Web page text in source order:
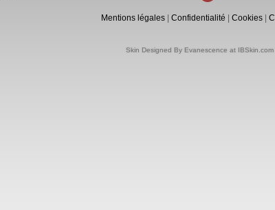
Mentions légales| Confidentialité Cookies|
Skin Designed By Evanescence at IBSkin.com